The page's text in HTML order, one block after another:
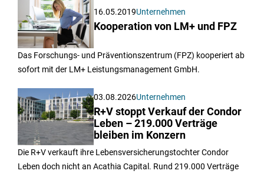
16.05.2019Unternehmen
Kooperation von LM+ und FPZ
Das Forschungs- und Präventionszentrum (FPZ) kooperiert ab
sofort mit der LM+ Leistungsmanagement GmbH.
03.08.2026Unternehmen
R+V stoppt Verkauf der Condor
Leben – 219.000 Verträge
bleiben im Konzern
Die R+V verkauft ihre Lebensversicherungstochter Condor
Leben doch nicht an Acathia Capital. Rund 219.000 Verträge